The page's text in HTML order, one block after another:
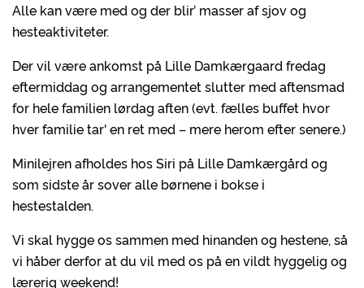
Alle kan være med og der blir’ masser af sjov og
hesteaktiviteter.
Der vil være ankomst på Lille Damkærgaard fredag
eftermiddag og arrangementet slutter med aftensmad
for hele familien lørdag aften (evt. fælles buffet hvor
hver familie tar' en ret med – mere herom efter senere.)
Minilejren afholdes hos Siri på Lille Damkærgård og
som sidste år sover alle børnene i bokse i
hestestalden.
Vi skal hygge os sammen med hinanden og hestene, så
vi håber derfor at du vil med os på en vildt hyggelig og
lærerig weekend!